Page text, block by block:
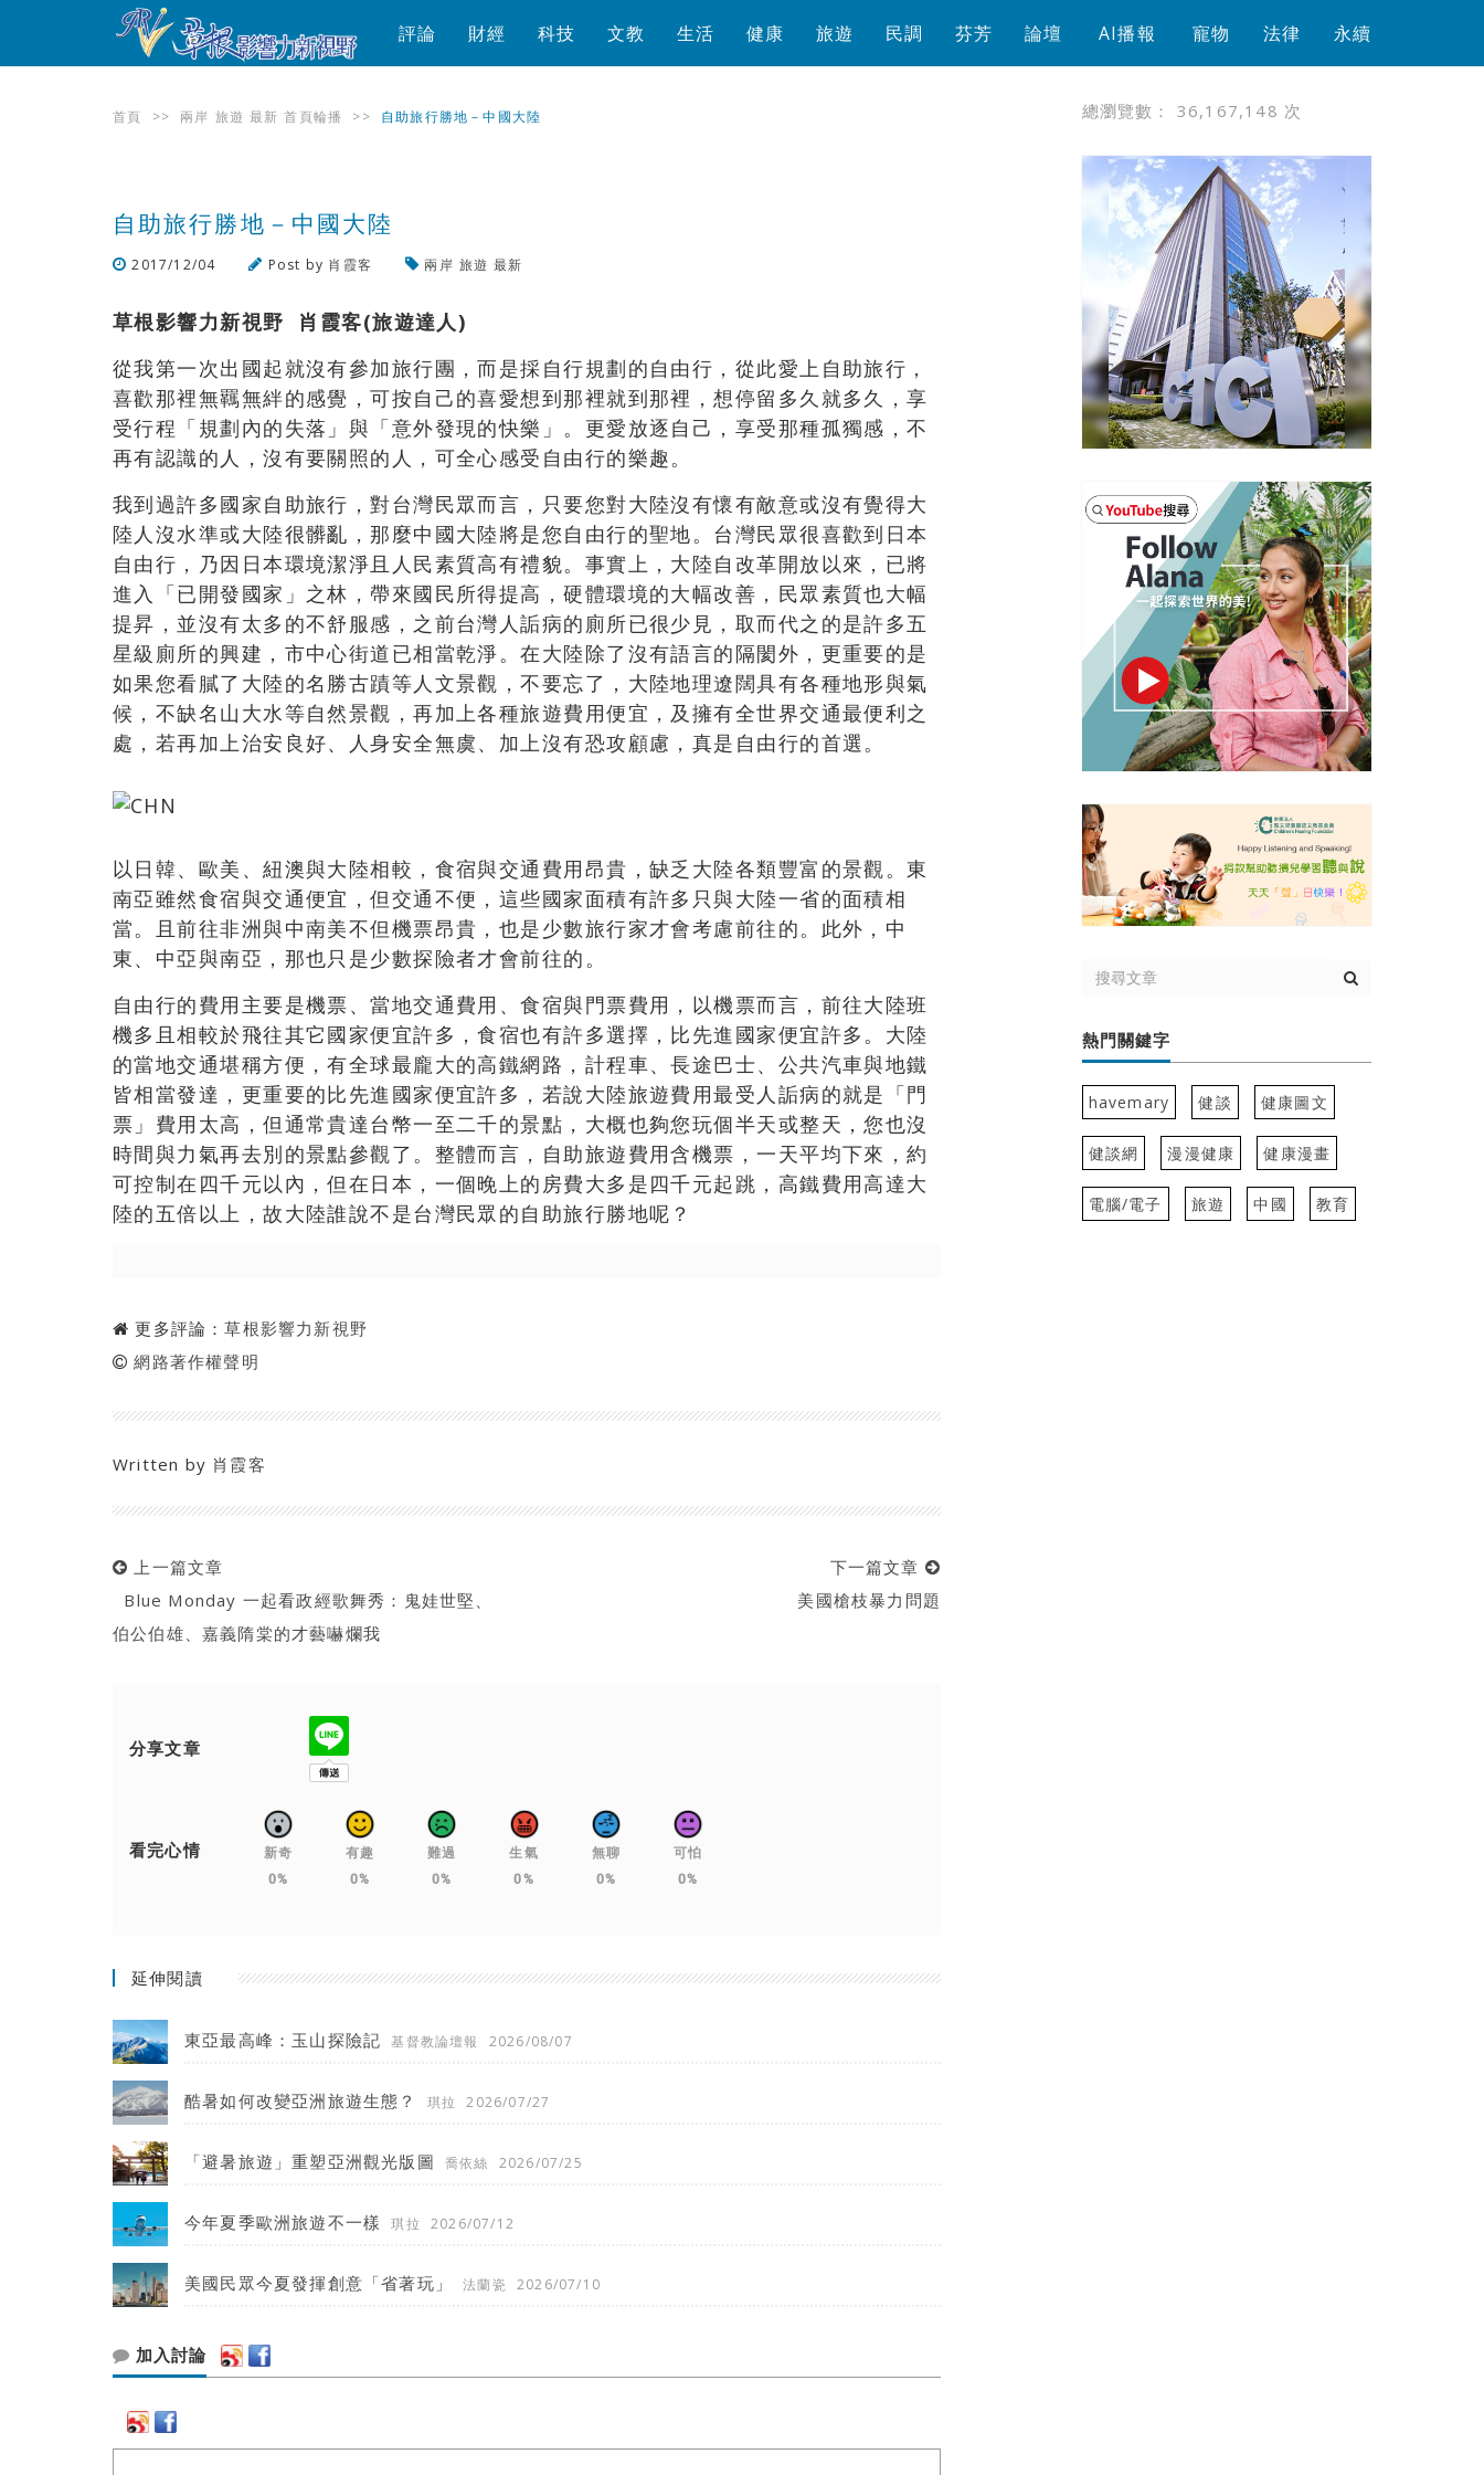
評論 財經 科技 文教 生活 健康 旅遊 民調 芬芳 論壇 AI播報 寵物 法律 永續
首頁 >> 兩岸 旅遊 最新 首頁輪播 >> 自助旅行勝地－中國大陸
自助旅行勝地－中國大陸
2017/12/04 Post by 肖霞客 兩岸 旅遊 最新
草根影響力新視野 肖霞客(旅遊達人)
從我第一次出國起就沒有參加旅行團，而是採自行規劃的自由行，從此愛上自助旅行，
喜歡那裡無羈無絆的感覺，可按自己的喜愛想到那裡就到那裡，想停留多久就多久，享
受行程「規劃內的失落」與「意外發現的快樂」。更愛放逐自己，享受那種孤獨感，不
再有認識的人，沒有要關照的人，可全心感受自由行的樂趣。
我到過許多國家自助旅行，對台灣民眾而言，只要您對大陸沒有懷有敵意或沒有覺得大
陸人沒水準或大陸很髒亂，那麼中國大陸將是您自由行的聖地。台灣民眾很喜歡到日本
自由行，乃因日本環境潔淨且人民素質高有禮貌。事實上，大陸自改革開放以來，已將
進入「已開發國家」之林，帶來國民所得提高，硬體環境的大幅改善，民眾素質也大幅
提昇，並沒有太多的不舒服感，之前台灣人詬病的廁所已很少見，取而代之的是許多五
星級廁所的興建，市中心街道已相當乾淨。在大陸除了沒有語言的隔閡外，更重要的是
如果您看膩了大陸的名勝古蹟等人文景觀，不要忘了，大陸地理遼闊具有各種地形與氣
候，不缺名山大水等自然景觀，再加上各種旅遊費用便宜，及擁有全世界交通最便利之
處，若再加上治安良好、人身安全無虞、加上沒有恐攻顧慮，真是自由行的首選。
以日韓、歐美、紐澳與大陸相較，食宿與交通費用昂貴，缺乏大陸各類豐富的景觀。東
南亞雖然食宿與交通便宜，但交通不便，這些國家面積有許多只與大陸一省的面積相
當。且前往非洲與中南美不但機票昂貴，也是少數旅行家才會考慮前往的。此外，中
東、中亞與南亞，那也只是少數探險者才會前往的。
自由行的費用主要是機票、當地交通費用、食宿與門票費用，以機票而言，前往大陸班
機多且相較於飛往其它國家便宜許多，食宿也有許多選擇，比先進國家便宜許多。大陸
的當地交通堪稱方便，有全球最龐大的高鐵網路，計程車、長途巴士、公共汽車與地鐵
皆相當發達，更重要的比先進國家便宜許多，若說大陸旅遊費用最受人詬病的就是「門
票」費用太高，但通常貴達台幣一至二千的景點，大概也夠您玩個半天或整天，您也沒
時間與力氣再去別的景點參觀了。整體而言，自助旅遊費用含機票，一天平均下來，約
可控制在四千元以內，但在日本，一個晚上的房費大多是四千元起跳，高鐵費用高達大
陸的五倍以上，故大陸誰說不是台灣民眾的自助旅行勝地呢？
更多評論：草根影響力新視野
網路著作權聲明
Written by 肖霞客
上一篇文章
Blue Monday 一起看政經歌舞秀：鬼娃世堅、
伯公伯雄、嘉義隋棠的才藝嚇爛我
下一篇文章
美國槍枝暴力問題
分享文章
看完心情
新奇
0%
有趣
0%
難過
0%
生氣
0%
無聊
0%
可怕
0%
延伸閱讀
東亞最高峰：玉山探險記 基督教論壇報 2026/08/07
酷暑如何改變亞洲旅遊生態？ 琪拉 2026/07/27
「避暑旅遊」重塑亞洲觀光版圖 喬依絲 2026/07/25
今年夏季歐洲旅遊不一樣 琪拉 2026/07/12
美國民眾今夏發揮創意「省著玩」 法蘭瓷 2026/07/10
加入討論
總瀏覽數： 36,167,148 次
熱門關鍵字
havemary 健談 健康圖文
健談網 漫漫健康 健康漫畫
電腦/電子 旅遊 中國 教育